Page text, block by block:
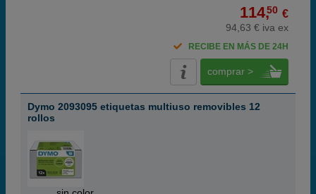
114,50 €
94,63 € iva ex
RECIBE EN MÁS DE 24H
comprar >
Dymo 2093095 etiquetas multiuso removibles 12
rollos